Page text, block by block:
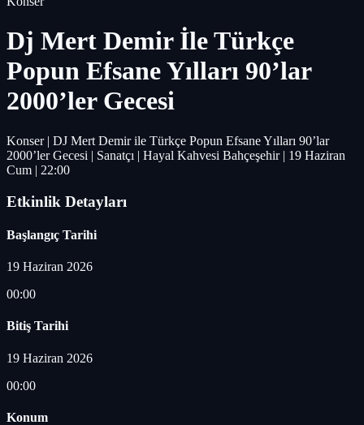
Dj Mert Demir İle Türkçe
Popun Efsane Yılları 90’lar
2000’ler Gecesi
Konser | DJ Mert Demir ile Türkçe Popun Efsane Yılları 90’lar
2000’ler Gecesi | Sanatçı | Hayal Kahvesi Bahçeşehir | 19 Haziran
Cum | 22:00
Etkinlik Detayları
Başlangıç Tarihi
19 Haziran 2026
00:00
Bitiş Tarihi
19 Haziran 2026
00:00
Konum